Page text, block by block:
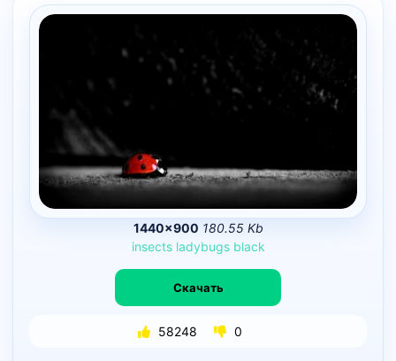
1440×900 180.55 Kb
insects ladybugs black
Скачать
58248 0